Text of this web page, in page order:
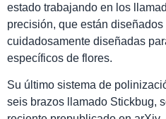
estado trabajando en los
precisión, que están
cuidadosamente diseñadas
específicos de flores.
Su último sistema de
seis brazos llamado Stickbug,